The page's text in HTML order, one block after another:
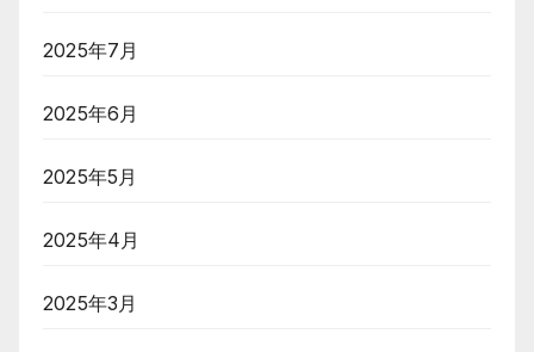
2025年7月
2025年6月
2025年5月
2025年4月
2025年3月